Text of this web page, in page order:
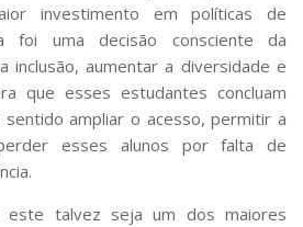
investimento em políticas de
foi uma decisão consciente da
inclusão, aumentar a diversidade e
que esses estudantes concluam
sentido ampliar o acesso, permitir a
esses alunos por falta de
este talvez seja um dos maiores